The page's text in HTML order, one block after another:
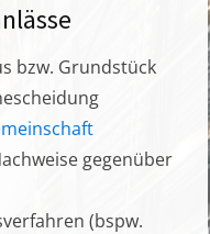
bzw. Grundstück
gegenüber
(bspw.